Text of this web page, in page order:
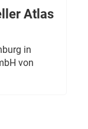
Atlas
in
von